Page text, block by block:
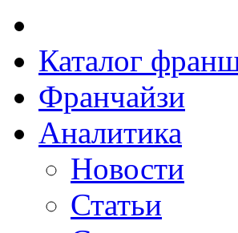
Каталог
Франчайзи
Аналитика
Новости
Статьи